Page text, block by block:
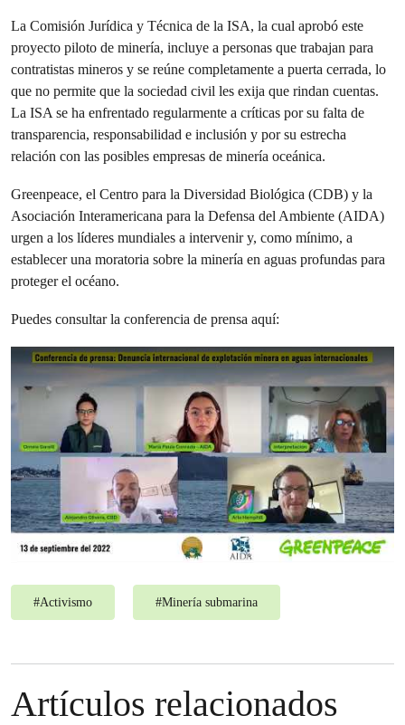
La Comisión Jurídica y Técnica de la ISA, la cual aprobó este
proyecto piloto de minería, incluye a personas que trabajan para
contratistas mineros y se reúne completamente a puerta cerrada, lo
que no permite que la sociedad civil les exija que rindan cuentas.
La ISA se ha enfrentado regularmente a críticas por su falta de
transparencia, responsabilidad e inclusión y por su estrecha
relación con las posibles empresas de minería oceánica.
Greenpeace, el Centro para la Diversidad Biológica (CDB) y la
Asociación Interamericana para la Defensa del Ambiente (AIDA)
urgen a los líderes mundiales a intervenir y, como mínimo, a
establecer una moratoria sobre la minería en aguas profundas para
proteger el océano.
Puedes consultar la conferencia de prensa aquí:
#Activismo #Minería submarina
Artículos relacionados